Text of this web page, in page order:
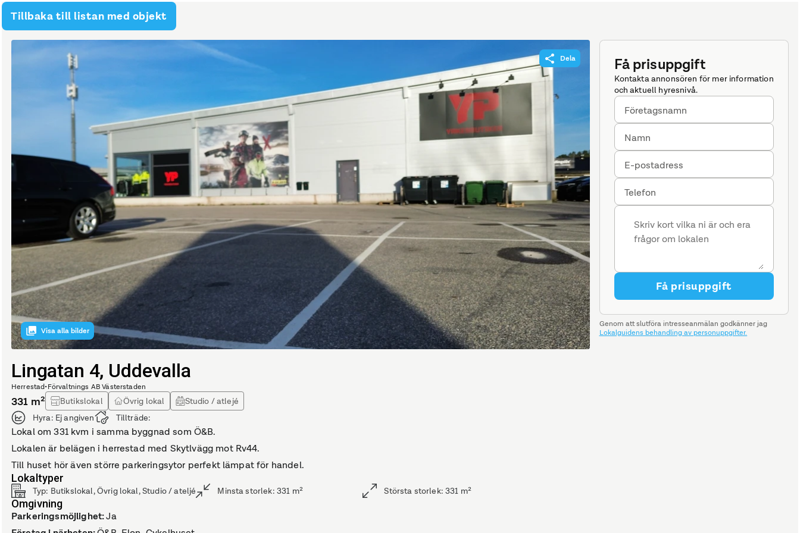
Tillbaka till listan med objekt
Visa alla bilder
Dela
Lingatan 4, Uddevalla
Herrestad•Förvaltnings AB Västerstaden
331 m² Butikslokal Övrig lokal
Studio / atlejé
Hyra: Ej angiven Tillträde:
Lokal om 331 kvm i samma byggnad som Ö&B.
Lokalen är belägen i herrestad med Skytlvägg mot Rv44.
Till huset hör även större parkeringsytor perfekt lämpat för handel.
Lokaltyper
Typ: Butikslokal, Övrig lokal, Studio / ateljé Minsta storlek: 331 m² Största storlek:331 m²
Omgivning
Parkeringsmöjlighet:Ja
Få prisuppgift
Kontakta annonsören för mer information
och aktuell hyresnivå.
Företagsnamn
Namn
E-postadress
Telefon
Få prisuppgift
Genom att slutföra intresseanmälan godkänner jag
Lokalguidens behandling av personuppgifter.